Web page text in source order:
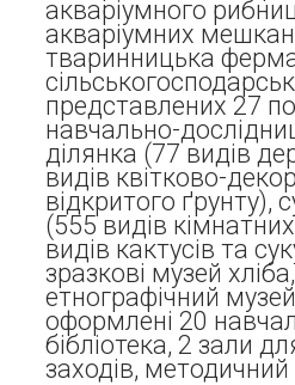
акваріумного
акваріумних
тваринницька
представлених 27
навчально-
ділянка (77 видів
видів квітково-
відкритого ґрунту),
(555 видів
видів кактусів та
зразкові музей
етнографічний
оформлені 20
бібліотека, 2 зали
заходів, методичний